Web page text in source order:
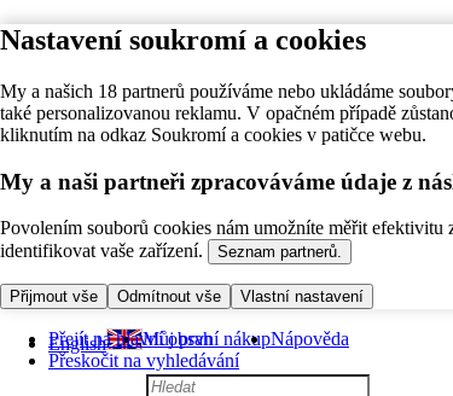
Nastavení soukromí a cookies
My a našich 18 partnerů používáme nebo ukládáme
také personalizovanou reklamu. V opačném případě
kliknutím na odkaz Soukromí a cookies v patičce webu.
My a naši partneři zpracováváme údaje z
Povolením souborů cookies nám umožníte měřit efektivitu
identifikovat vaše zařízení.
Seznam partnerů.
Přijmout vše Odmítnout vše Vlastní nastavení
Přejít na hlavní obsah
Přeskočit na vyhledávání
English Můj první nákupNápověda